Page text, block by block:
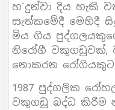
හ`දුන්වා දිය හැකි
සැත්කමේදී මෙහිදී
මිය ගිය
නිරෝගී වකුගඩුවක්,
නොකරන රෝගියකුට
1987 පුද්ගලික
වකුගඩු බද්ධ කිරීම